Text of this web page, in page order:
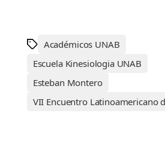
Académicos UNAB
Escuela Kinesiologia UNAB
Esteban Montero
VII Encuentro Latinoamericano